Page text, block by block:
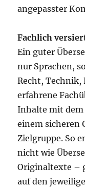
angepasster
Fachlich
Ein guter
nur Sprachen,
Recht,
erfahrene
Inhalte mit dem
einem sicheren
Zielgruppe. So
nicht wie
Originaltexte –
auf den